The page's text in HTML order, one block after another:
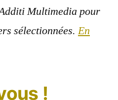
Multimedia pour
sélectionnées.En
!